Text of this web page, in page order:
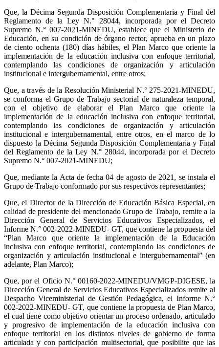
Que, la Décima Segunda Disposición Complementaria y Final del
Reglamento de la Ley N.° 28044, incorporada por el Decreto
Supremo N.° 007-2021-MINEDU, establece que el Ministerio de
Educación, en su condición de órgano rector, aprueba en un plazo
de ciento ochenta (180) días hábiles, el Plan Marco que oriente la
implementación de la educación inclusiva con enfoque territorial,
contemplando las condiciones de organización y articulación
institucional e intergubernamental, entre otros;
Que, a través de la Resolución Ministerial N.° 275-2021-MINEDU,
se conforma el Grupo de Trabajo sectorial de naturaleza temporal,
con el objetivo de elaborar el Plan Marco que oriente la
implementación de la educación inclusiva con enfoque territorial,
contemplando las condiciones de organización y articulación
institucional e intergubernamental, entre otros, en el marco de lo
dispuesto la Décima Segunda Disposición Complementaria y Final
del Reglamento de la Ley N.° 28044, incorporada por el Decreto
Supremo N.° 007-2021-MINEDU;
Que, mediante la Acta de fecha 04 de agosto de 2021, se instala el
Grupo de Trabajo conformado por sus respectivos representantes;
Que, el Director de la Dirección de Educación Básica Especial, en
calidad de presidente del mencionado Grupo de Trabajo, remite a la
Dirección General de Servicios Educativos Especializados, el
Informe N.° 002-2022-MINEDU- GT, que contiene la propuesta del
“Plan Marco que oriente la implementación de la Educación
inclusiva con enfoque territorial, contemplando las condiciones de
organización y articulación institucional e intergubernamental” (en
adelante, Plan Marco);
Que, por el Oficio N.° 00160-2022-MINEDU/VMGP-DIGESE, la
Dirección General de Servicios Educativos Especializados remite al
Despacho Viceministerial de Gestión Pedagógica, el Informe N.°
002-2022-MINEDU- GT, que contiene la propuesta de Plan Marco,
el cual tiene como objetivo orientar un proceso ordenado, articulado
y progresivo de implementación de la educación inclusiva con
enfoque territorial en los distintos niveles de gobierno de forma
articulada y con participación multisectorial, que posibilite que las